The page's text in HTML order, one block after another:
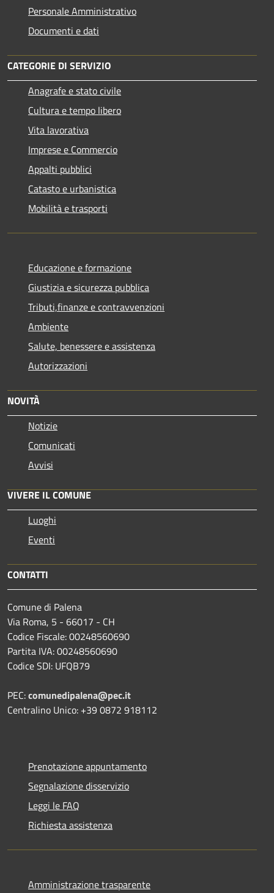
Personale Amministrativo
Documenti e dati
CATEGORIE DI SERVIZIO
Anagrafe e stato civile
Cultura e tempo libero
Vita lavorativa
Imprese e Commercio
Appalti pubblici
Catasto e urbanistica
Mobilità e trasporti
Educazione e formazione
Giustizia e sicurezza pubblica
Tributi,finanze e contravvenzioni
Ambiente
Salute, benessere e assistenza
Autorizzazioni
NOVITÀ
Notizie
Comunicati
Avvisi
VIVERE IL COMUNE
Luoghi
Eventi
CONTATTI
Comune di Palena
Via Roma, 5 - 66017 - CH
Codice Fiscale: 00248560690
Partita IVA: 00248560690
Codice SDI: UFQB79
PEC:comunedipalena@pec.it
Centralino Unico: +39 0872 918112
Prenotazione appuntamento
Segnalazione disservizio
Leggi le FAQ
Richiesta assistenza
Amministrazione trasparente